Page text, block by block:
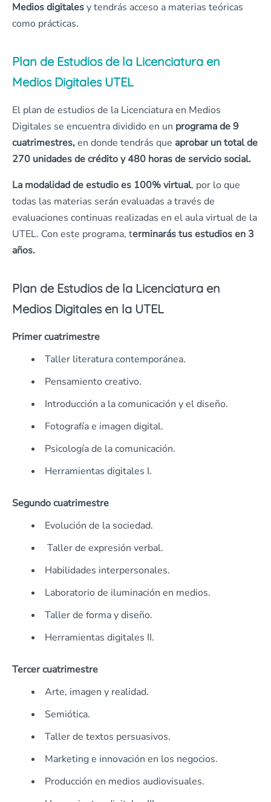
Medios digitalesy tendrás acceso a materias teóricas
como prácticas.
Plan de Estudios de la Licenciatura en
Medios Digitales UTEL
El plan de estudios de la Licenciatura en Medios
Digitales se encuentra dividido en un programa de 9
cuatrimestres,en donde tendrás que aprobar un total de
270 unidades de crédito y 480 horas de servicio social.
La modalidad de estudio es 100% virtual, por lo que
todas las materias serán evaluadas a través de
evaluaciones continuas realizadas en el aula virtual de la
UTEL. Con este programa, terminarás tus estudios en 3
años.
Plan de Estudios de la Licenciatura en
Medios Digitales en la UTEL
Primer cuatrimestre
Taller literatura contemporánea.
Pensamiento creativo.
Introducción a la comunicación y el diseño.
Fotografía e imagen digital.
Psicología de la comunicación.
Herramientas digitales I.
Segundo cuatrimestre
Evolución de la sociedad.
Taller de expresión verbal.
Habilidades interpersonales.
Laboratorio de iluminación en medios.
Taller de forma y diseño.
Herramientas digitales II.
Tercer cuatrimestre
Arte, imagen y realidad.
Semiótica.
Taller de textos persuasivos.
Marketing e innovación en los negocios.
Producción en medios audiovisuales.